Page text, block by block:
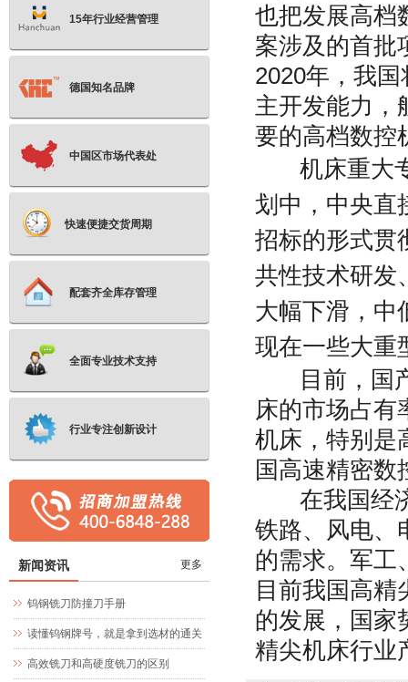
也把发展高档
案涉及的首批
2020年，我
主开发能力，
要的高档数控
机床重大
划中，中央直
招标的形式贯
共性技术研发
大幅下滑，中
现在一些大重
目前，国
床的市场占有
机床，特别是
国高速精密
在我国经
铁路、风电、
的需求。军工
目前我国高
的发展，国家
精尖机床行业
15年行业经营管理
德国知名品牌
中国区市场代表处
快速便捷交货周期
配套齐全库存管理
全面专业技术支持
行业专注创新设计
新闻资讯 更多
钨钢铣刀防撞刀手册
读懂钨钢牌号，就是拿到选材的通关
文牒
高效铣刀和高硬度铣刀的区别